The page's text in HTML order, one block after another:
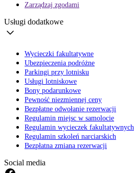
Zarządzaj zgodami
Usługi dodatkowe
Wycieczki fakultatywne
Ubezpieczenia podróżne
Parkingi przy lotnisku
Usługi lotniskowe
Bony podarunkowe
Pewność niezmiennej ceny
Bezpłatne odwołanie rezerwacji
Regulamin miejsc w samolocie
Regulamin wycieczek fakultatywnych
Regulamin szkoleń narciarskich
Bezpłatna zmiana rezerwacji
Social media